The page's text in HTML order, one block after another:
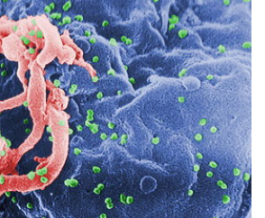
日用品請寬導轉送給關愛之家的小朋
演講費用，並在母親節前夕陪小朋友
文化部說，和小朋友一起吃泡麵，比
09 聯合報】 寬姐帶了很多愛
，事前寬姐還去準備了單位缺少的消耗
之家跟大家過母親節，…